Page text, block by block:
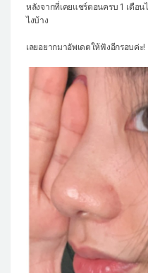
แผนกผิวหนัง
แผนกศัลยกรรมจุดซ่อนเร้น
let-me-in
แนะนำโรงพยาบาลไอดี
ศัลยกรรมอย่างปลอดภัย
ปรึกษาทางออนไลน์
Real Selfie Review
หลังจากที่เคยแชร์ตอนครบ 1 เดือ
ไงบ้าง
เลยอยากมาอัพเดตให้ฟังอีกรอบค่ะ!